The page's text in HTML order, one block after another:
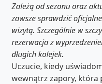
Zależą od sezonu oraz
zawsze sprawdzić
wizytą. Szczególnie w
rezerwacja z
długich kolejek.
Uczucie, kiedy
wewnątrz zapory, która